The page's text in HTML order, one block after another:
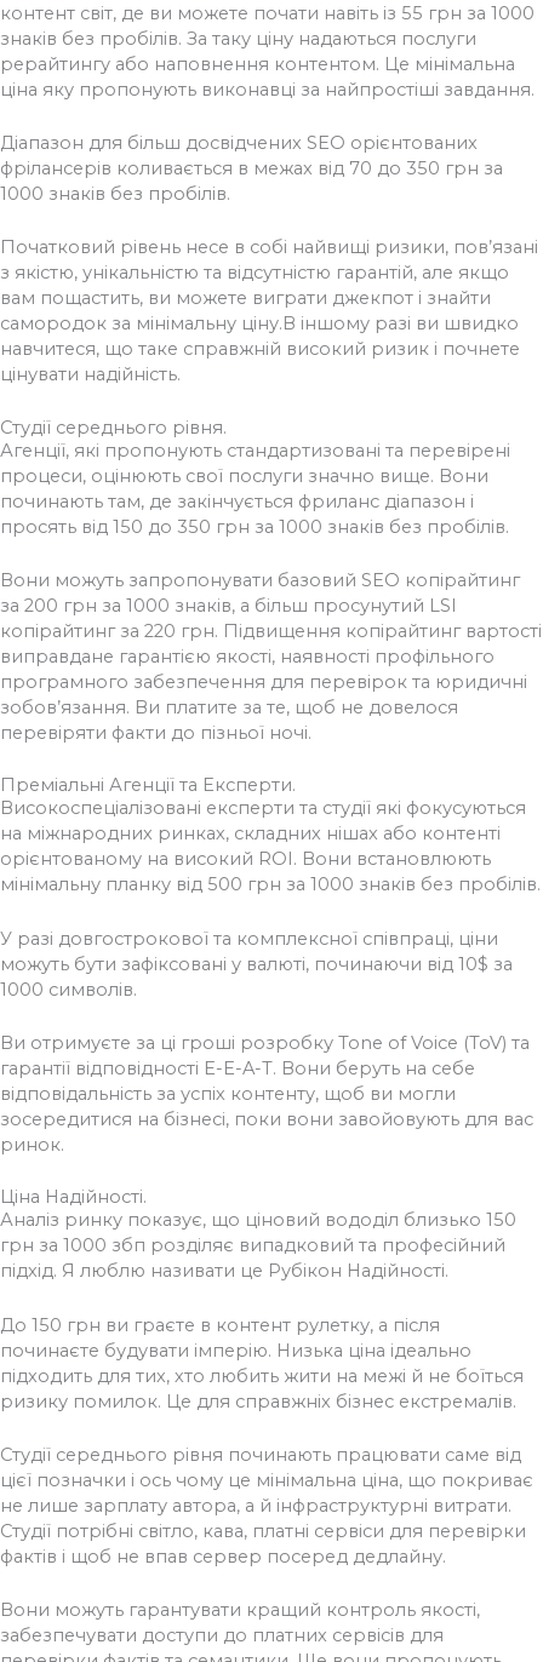
контент світ, де ви можете почати навіть із 55 грн за 1000
знаків без пробілів. За таку ціну надаються послуги
рерайтингу або наповнення контентом. Це мінімальна
ціна яку пропонують виконавці за найпростіші завдання.
Діапазон для більш досвідчених SEO орієнтованих
фрілансерів коливається в межах від 70 до 350 грн за
1000 знаків без пробілів.
Початковий рівень несе в собі найвищі ризики, пов’язані
з якістю, унікальністю та відсутністю гарантій, але якщо
вам пощастить, ви можете виграти джекпот і знайти
самородок за мінімальну ціну.В іншому разі ви швидко
навчитеся, що таке справжній високий ризик і почнете
цінувати надійність.
Студії середнього рівня.
Агенції, які пропонують стандартизовані та перевірені
процеси, оцінюють свої послуги значно вище. Вони
починають там, де закінчується фриланс діапазон і
просять від 150 до 350 грн за 1000 знаків без пробілів.
Вони можуть запропонувати базовий SEO копірайтинг
за 200 грн за 1000 знаків, а більш просунутий LSI
копірайтинг за 220 грн. Підвищення копірайтинг вартості
виправдане гарантією якості, наявності профільного
програмного забезпечення для перевірок та юридичні
зобов’язання. Ви платите за те, щоб не довелося
перевіряти факти до пізньої ночі.
Преміальні Агенції та Експерти.
Високоспеціалізовані експерти та студії які фокусуються
на міжнародних ринках, складних нішах або контенті
орієнтованому на високий ROI. Вони встановлюють
мінімальну планку від 500 грн за 1000 знаків без пробілів.
У разі довгострокової та комплексної співпраці, ціни
можуть бути зафіксовані у валюті, починаючи від 10$ за
1000 символів.
Ви отримуєте за ці гроші розробку Tone of Voice (ToV) та
гарантії відповідності E-E-A-T. Вони беруть на себе
відповідальність за успіх контенту, щоб ви могли
зосередитися на бізнесі, поки вони завойовують для вас
ринок.
Ціна Надійності.
Аналіз ринку показує, що ціновий вододіл близько 150
грн за 1000 збп розділяє випадковий та професійний
підхід. Я люблю називати це Рубікон Надійності.
До 150 грн ви граєте в контент рулетку, а після
починаєте будувати імперію. Низька ціна ідеально
підходить для тих, хто любить жити на межі й не боїться
ризику помилок. Це для справжніх бізнес екстремалів.
Студії середнього рівня починають працювати саме від
цієї позначки і ось чому це мінімальна ціна, що покриває
не лише зарплату автора, а й інфраструктурні витрати.
Студії потрібні світло, кава, платні сервіси для перевірки
фактів і щоб не впав сервер посеред дедлайну.
Вони можуть гарантувати кращий контроль якості,
забезпечувати доступи до платних сервісів для